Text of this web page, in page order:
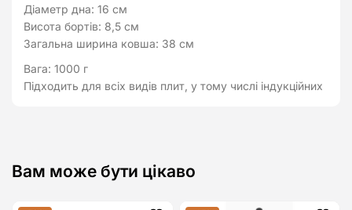
Діаметр дна: 16 см
Висота бортів: 8,5 см
Загальна ширина ковша: 38 см
Вага: 1000 г
Підходить для всіх видів плит, у тому числі індукційних
Вам може бути цікаво